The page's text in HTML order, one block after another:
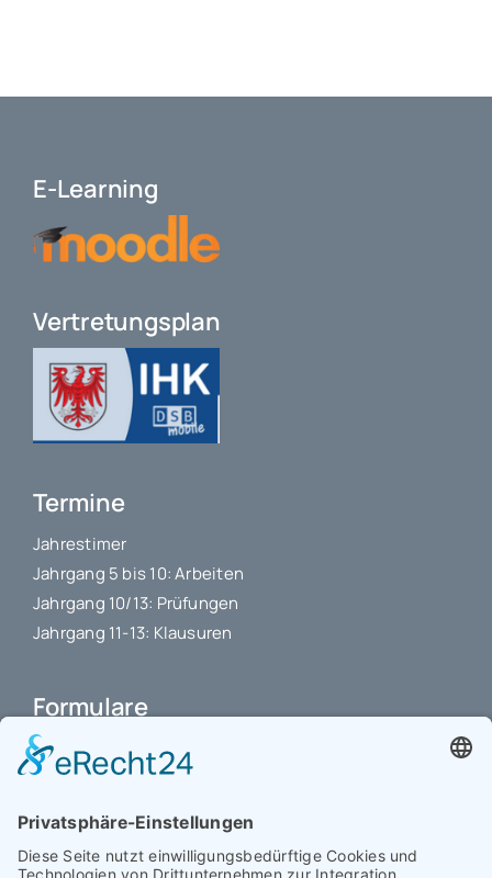
E-Learning
Vertretungsplan
Termine
Jahrestimer
Jahrgang 5 bis 10: Arbeiten
Jahrgang 10/13: Prüfungen
Jahrgang 11-13: Klausuren
Formulare
Schulbuchkauf Schuljahr 2026-2027
Antrag auf Erstattung von Auslagen
Interner L-S-Beschwerdezettel
Antrag auf Freistellung vom Unterricht